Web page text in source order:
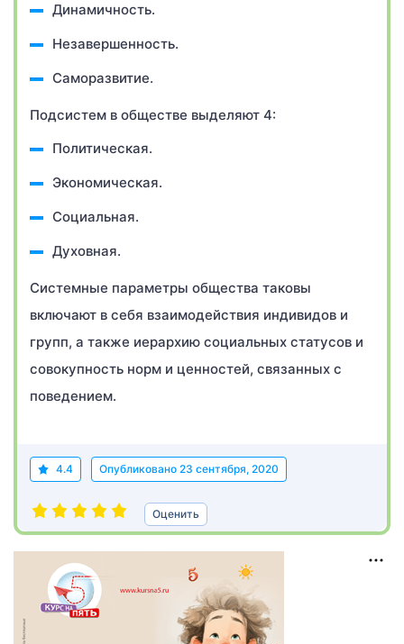
Динамичность.
Незавершенность.
Саморазвитие.
Подсистем в обществе выделяют 4:
Политическая.
Экономическая.
Социальная.
Духовная.
Системные параметры общества таковы
включают в себя взаимодействия индивидов и
групп, а также иерархию социальных статусов и
совокупность норм и ценностей, связанных с
поведением.
4.4 Опубликовано 23 сентября, 2020
Оценить